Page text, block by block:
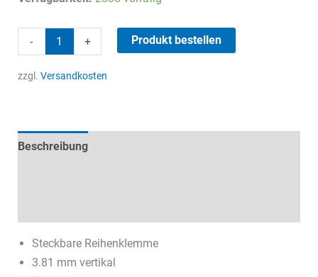
-
Steckverbinder
7
pol.
+ Produkt bestellen
zzgl. Versandkosten
Beschreibung
Steckbare Reihenklemme
3.81 mm vertikal